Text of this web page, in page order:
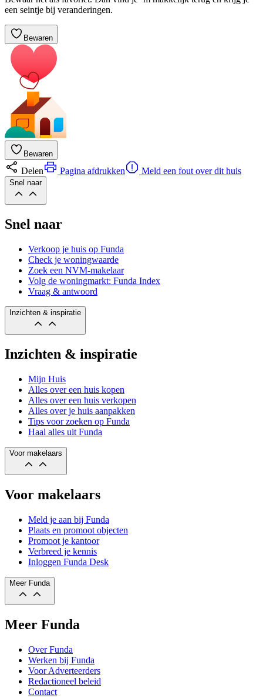
een seintje bij veranderingen.
Bewaren
Bewaren
Delen Pagina afdrukken Meld een fout over dit huis
Snel naar
Snel naar
Verkoop je huis op Funda
Check je woningwaarde
Zoek een NVM-makelaar
Volg de woningmarkt: Funda Index
Vraag & antwoord
Inzichten & inspiratie
Inzichten & inspiratie
Mijn Huis
Alles over een huis kopen
Alles over een huis verkopen
Alles over je huis aanpakken
Tips voor zoeken op Funda
Haal alles uit Funda
Voor makelaars
Voor makelaars
Meld je aan bij Funda
Plaats en promoot objecten
Promoot je kantoor
Verbreed je kennis
Inloggen Funda Desk
Meer Funda
Meer Funda
Over Funda
Werken bij Funda
Voor Adverteerders
Redactioneel beleid
Contact